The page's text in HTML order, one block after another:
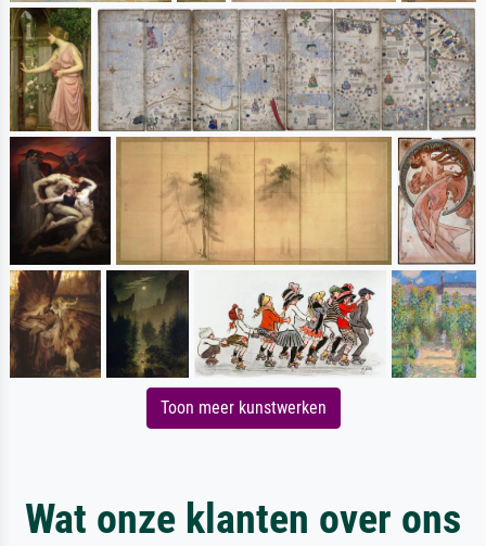
Toon meer kunstwerken
Wat onze klanten over ons